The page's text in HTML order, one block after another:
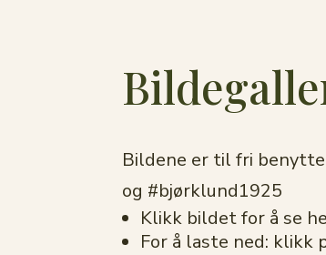
Bildene er til fri
og #bjørklund1925
Klikk bildet for å se
For å laste ned: klikk